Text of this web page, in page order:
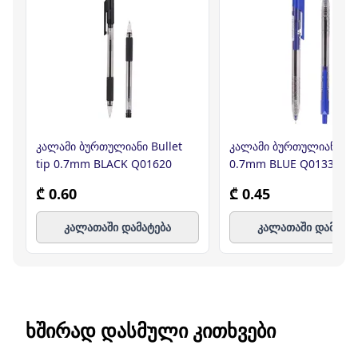
კალამი ბურთულიანი Bullet
tip 0.7mm BLACK Q01620
₾ 0.60
კალათაში დამატება
კალამი ბურთულიანი
0.7mm BLUE
₾ 0.45
კალათაში
ᲮᲨᲘᲠᲐᲓ ᲓᲐᲡᲛᲣᲚᲘ ᲙᲘᲗᲮᲕᲔᲑᲘ